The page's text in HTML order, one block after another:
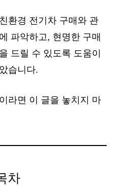
환경 전기차 구매와 관
파악하고, 현명한 구매
드릴 수 있도록 도움이
습니다.
라면 이 글을 놓치지 마
차